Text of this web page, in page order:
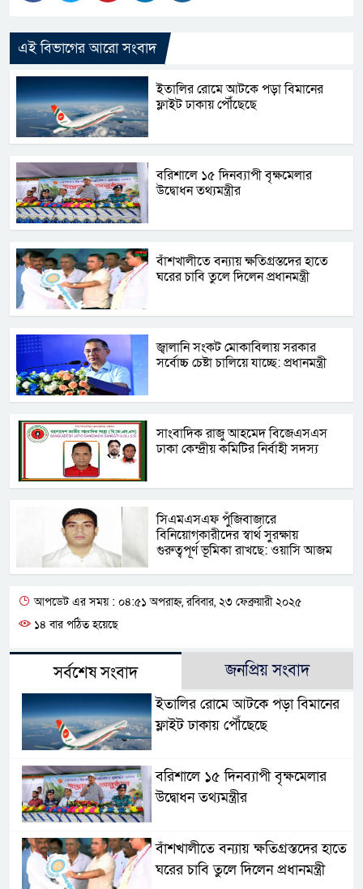
এই বিভাগের আরো সংবাদ
ইতালির রোমে আটকে পড়া বিমানের
ফ্লাইট ঢাকায় পৌঁছেছে
বরিশালে ১৫ দিনব্যাপী বৃক্ষমেলার
উদ্বোধন তথ্যমন্ত্রীর
বাঁশখালীতে বন্যায় ক্ষতিগ্রস্তদের হাতে
ঘরের চাবি তুলে দিলেন প্রধানমন্ত্রী
জ্বালানি সংকট মোকাবিলায় সরকার
সর্বোচ্চ চেষ্টা চালিয়ে যাচ্ছে: প্রধানমন্ত্রী
সাংবাদিক রাজু আহমেদ বিজেএসএস
ঢাকা কেন্দ্রীয় কমিটির নির্বাহী সদস্য
সিএমএসএফ পুঁজিবাজারে
বিনিয়োগকারীদের স্বার্থ সুরক্ষায়
গুরুত্বপূর্ণ ভূমিকা রাখছে: ওয়াসি আজম
আপডেট এর সময় : ০৪:৫১ অপরাহ্ন, রবিবার, ২৩ ফেব্রুয়ারী ২০২৫
১৪ বার পঠিত হয়েছে
সর্বশেষ সংবাদ জনপ্রিয় সংবাদ
ইতালির রোমে আটকে পড়া বিমানের
ফ্লাইট ঢাকায় পৌঁছেছে
বরিশালে ১৫ দিনব্যাপী বৃক্ষমেলার
উদ্বোধন তথ্যমন্ত্রীর
বাঁশখালীতে বন্যায় ক্ষতিগ্রস্তদের হাতে
ঘরের চাবি তুলে দিলেন প্রধানমন্ত্রী